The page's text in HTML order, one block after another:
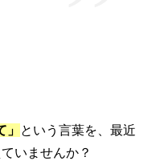
という言葉を、最近
いませんか？